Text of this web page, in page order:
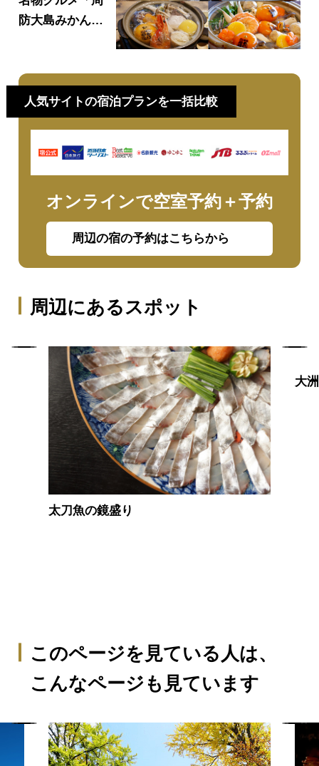
防大島みかん
べ方をご紹介♪
人気サイトの宿泊プランを一括比較
オンラインで空室予約＋予約
周辺の宿の予約はこちらから
周辺にあるスポット
太刀魚の鏡盛り
大
このページを見ている人は、
こんなページも見ています